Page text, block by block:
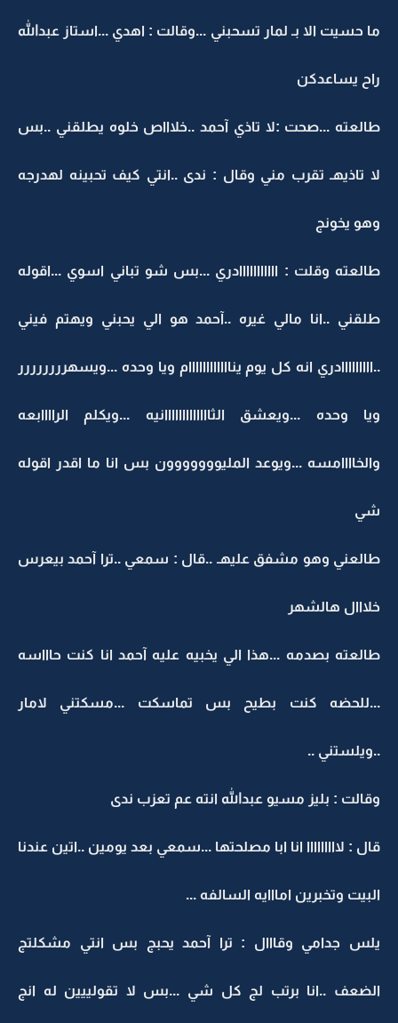
ما حسيت الا بـ لمار تسحبني ...وقالت : اهدي ...استاز عبدالله
راح يساعدكن
طالعته ...صحت :لا تاذي آحمد ..خلاااص خلوه يطلقني ..بس
لا تاذيهـ تقرب مني وقال : ندى ..انتي كيف تحبينه لهدرجه
وهو يخونج
طالعته وقلت : ااااااااااادري ...بس شو تباني اسوي ...اقوله
طلقني ..انا مالي غيره ..آحمد هو الي يحبني ويهتم فيني
..ااااااااادري انه كل يوم يناااااااااااام ويا وحده ...ويسهرررررررر
ويا وحده ...ويعشق الثااااااااااااانيه ...ويكلم الراااابعه
والخاااامسه ...ويوعد المليووووووون بس انا ما اقدر اقوله
شي
طالعني وهو مشفق عليهـ ..قال : سمعي ..ترا آحمد بيعرس
خلااال هالشهر
طالعته بصدمه ...هذا الي يخبيه عليه آحمد انا كنت حاااسه
...للحضه كنت بطيح بس تماسكت ...مسكتني لامار
..ويلستني ..
وقالت : بليز مسيو عبدالله انته عم تعزب ندى
قال : لااااااااا انا ابا مصلحتها ...سمعي بعد يومين ..اتين عندنا
البيت وتخبرين امااايه السالفه ...
يلس جدامي وقااال : ترا آحمد يحبج بس انتي مشكلتج
الضعف ..انا برتب لج كل شي ...بس لا تقولييين له انج